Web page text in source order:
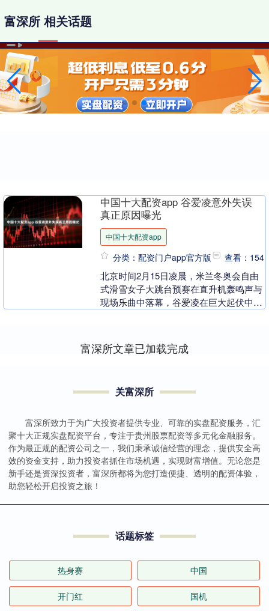
富深所 相关话题
中国十大配资app 谷爱凌意外失误
真正原因曝光
中国十大配资app
分类：配资门户app官方版 查看：154
北京时间2月15日凌晨，米兰冬奥会自由
式滑雪女子大跳台预赛在直升机轰鸣声与
现场乐曲中落幕，谷爱凌在巨大起伏中惊
富深所文章已加载完成
关富深所
富深所致力于为广大投资者提供专业、可靠的实盘配资服务，汇
聚十大正规实盘配资平台，专注于贵州股票配资等多元化金融服务。
作为最正规的配资公司之一，我们秉承诚信经营的理念，提供安全高
效的资金支持，助力投资者抓住市场机遇，实现财富增值。无论您是
新手还是资深投资者，富深所都将为您打造便捷、透明的配资体验，
助您轻松开启投资之旅！
话题标签
热身赛 中国
开门红 国机